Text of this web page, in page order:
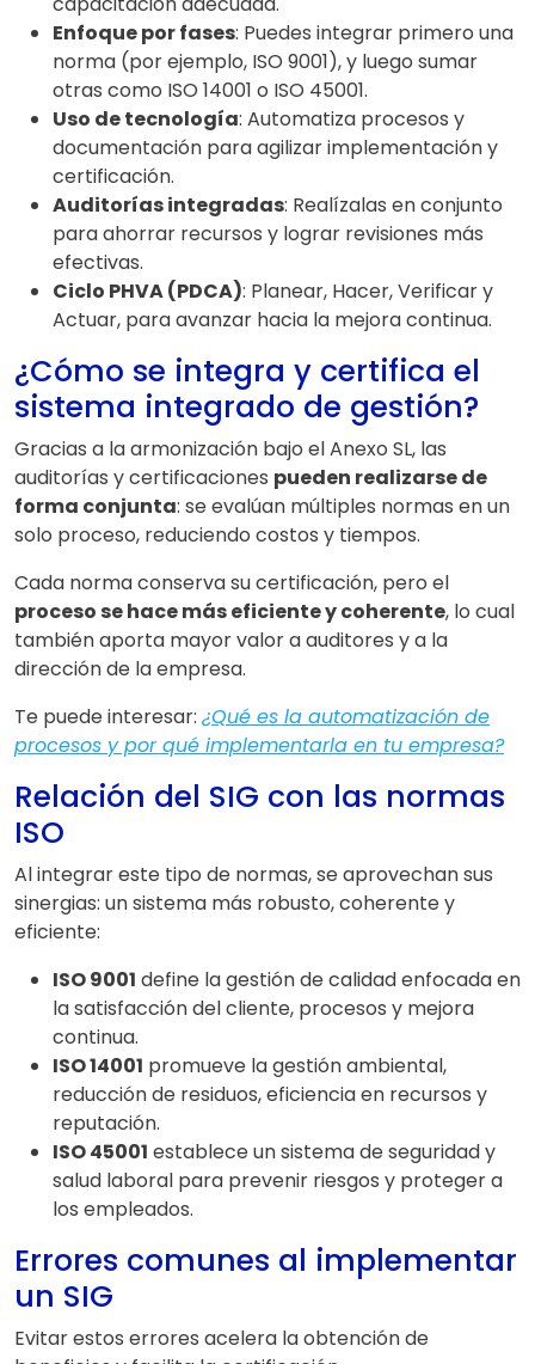
Enfoque por fases: Puedes integrar primero una
norma (por ejemplo, ISO 9001), y luego sumar
otras como ISO 14001 o ISO 45001.
Uso de tecnología: Automatiza procesos y
documentación para agilizar implementación y
certificación.
Auditorías integradas: Realízalas en conjunto
para ahorrar recursos y lograr revisiones más
efectivas.
Ciclo PHVA (PDCA): Planear, Hacer, Verificar y
Actuar, para avanzar hacia la mejora continua.
¿Cómo se integra y certifica el
sistema integrado de gestión?
Gracias a la armonización bajo el Anexo SL, las
auditorías y certificaciones pueden realizarse de
forma conjunta: se evalúan múltiples normas en un
solo proceso, reduciendo costos y tiempos.
Cada norma conserva su certificación, pero el
proceso se hace más eficiente y coherente, lo cual
también aporta mayor valor a auditores y a la
dirección de la empresa.
Te puede interesar: ¿Qué es la automatización de
procesos y por qué implementarla en tu empresa?
Relación del SIG con las normas
ISO
Al integrar este tipo de normas, se aprovechan sus
sinergias: un sistema más robusto, coherente y
eficiente:
ISO 9001 define la gestión de calidad enfocada en
la satisfacción del cliente, procesos y mejora
continua.
ISO 14001 promueve la gestión ambiental,
reducción de residuos, eficiencia en recursos y
reputación.
ISO 45001 establece un sistema de seguridad y
salud laboral para prevenir riesgos y proteger a
los empleados.
Errores comunes al implementar
un SIG
Evitar estos errores acelera la obtención de